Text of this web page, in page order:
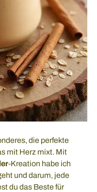
die perfekte
mit Herz mixt. Mit
-Kreation habe ich
und darum, jede
du das Beste für